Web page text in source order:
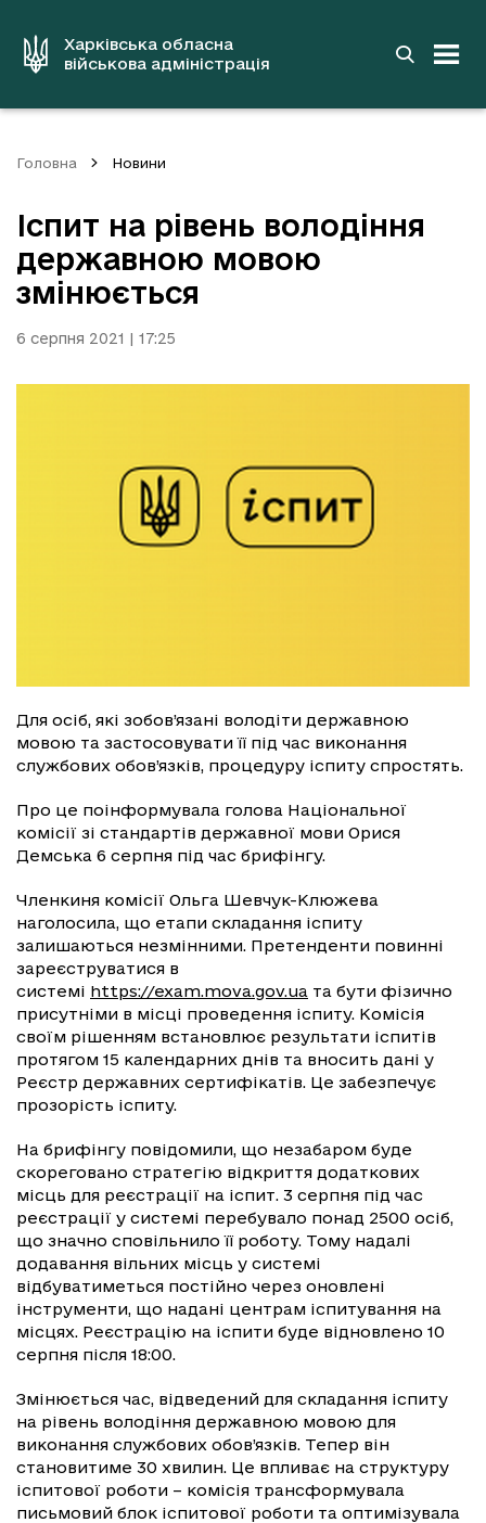
вмістуХарківська обласна
військова адміністрація
Головна Новини
Іспит на рівень володіння
державною мовою
змінюється
6 серпня 2021 | 17:25
Для осіб, які зобов’язані володіти державною
мовою та застосовувати її під час виконання
службових обов’язків, процедуру іспиту спростять.
Про це поінформувала голова Національної
комісії зі стандартів державної мови Орися
Демська 6 серпня під час брифінгу.
Членкиня комісії Ольга Шевчук-Клюжева
наголосила, що етапи складання іспиту
залишаються незмінними. Претенденти повинні
зареєструватися в
системі https://exam.mova.gov.ua та бути фізично
присутніми в місці проведення іспиту. Комісія
своїм рішенням встановлює результати іспитів
протягом 15 календарних днів та вносить дані у
Реєстр державних сертифікатів. Це забезпечує
прозорість іспиту.
На брифінгу повідомили, що незабаром буде
скореговано стратегію відкриття додаткових
місць для реєстрації на іспит. 3 серпня під час
реєстрації у системі перебувало понад 2500 осіб,
що значно сповільнило її роботу. Тому надалі
додавання вільних місць у системі
відбуватиметься постійно через оновлені
інструменти, що надані центрам іспитування на
місцях. Реєстрацію на іспити буде відновлено 10
серпня після 18:00.
Змінюється час, відведений для складання іспиту
на рівень володіння державною мовою для
виконання службових обов’язків. Тепер він
становитиме 30 хвилин. Це впливає на структуру
іспитової роботи – комісія трансформувала
письмовий блок іспитової роботи та оптимізувала